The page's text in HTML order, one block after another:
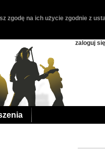
na ich użycie zgodnie z
zaloguj się